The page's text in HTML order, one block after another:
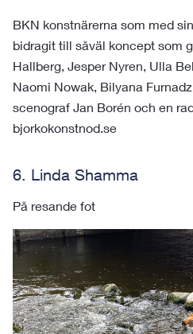
BKN konstnärerna som med
bidragit till såväl koncept som
Hallberg, Jesper Nyren, Ulla
Naomi Nowak, Bilyana
scenograf Jan Borén och en
bjorkokonstnod.se
6. Linda Shamma
På resande fot